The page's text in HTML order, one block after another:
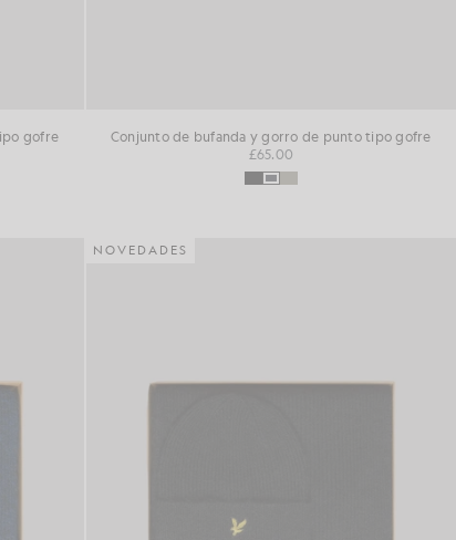
gofre
Conjunto de bufanda y gorro de punto tipo gofre
£65.00
NOVEDADES